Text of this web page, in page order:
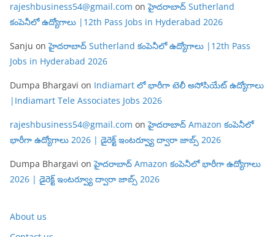
rajeshbusiness54@gmail.com onహైదరాబాద్ Sutherland
కంపెనీలో ఉద్యోగాలు |12th Pass Jobs in Hyderabad 2026
Sanju onహైదరాబాద్ Sutherland కంపెనీలో ఉద్యోగాలు |12th Pass
Jobs in Hyderabad 2026
Dumpa Bhargavi on Indiamart లో భారీగా టెలీ అసోసియేట్ ఉద్యోగాలు
|Indiamart Tele Associates Jobs 2026
rajeshbusiness54@gmail.com onహైదరాబాద్ Amazon కంపెనీలో
భారీగా ఉద్యోగాలు 2026 | డైరెక్ట్ ఇంటర్వ్యూ ద్వారా జాబ్స్ 2026
Dumpa Bhargavi onహైదరాబాద్ Amazon కంపెనీలో భారీగా ఉద్యోగాలు
2026 | డైరెక్ట్ ఇంటర్వ్యూ ద్వారా జాబ్స్ 2026
About us